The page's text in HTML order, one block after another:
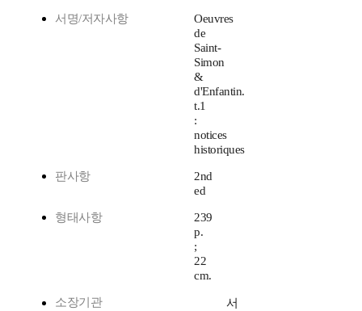
서명/저자사항
Oeuvres
de
Saint-
Simon
&
d'Enfantin.
t.1
:
notices
historiques
판사항
2nd
ed
형태사항
239
p.
;
22
cm.
소장기관
서